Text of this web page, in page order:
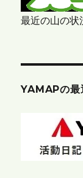
最近の山の状
YAMAPの最